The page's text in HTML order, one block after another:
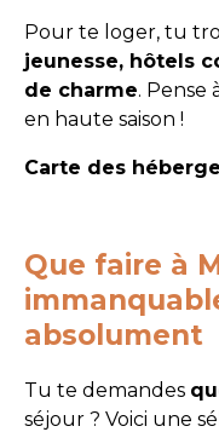
Pour te loger, tu
jeunesse, hôtels
de charme. Pense
en haute saison !
Carte des
Que faire à
absolument
Tu te demandes
séjour ? Voici une